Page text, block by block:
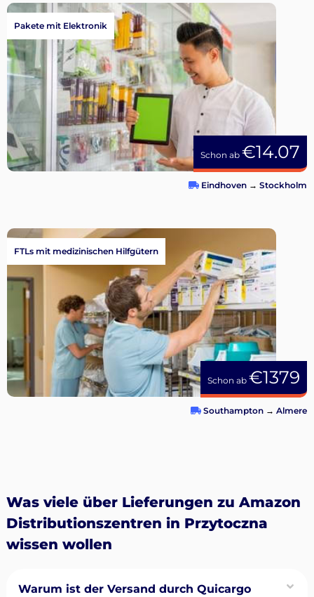
Schon ab €14.07
Pakete mit Elektronik
Eindhoven → Stockholm
Schon ab €1379
FTLs mit medizinischen Hilfgütern
Southampton → Almere
Was viele über Lieferungen zu Amazon
Distributionszentren in Przytoczna
wissen wollen
Warum ist der Versand durch Quicargo